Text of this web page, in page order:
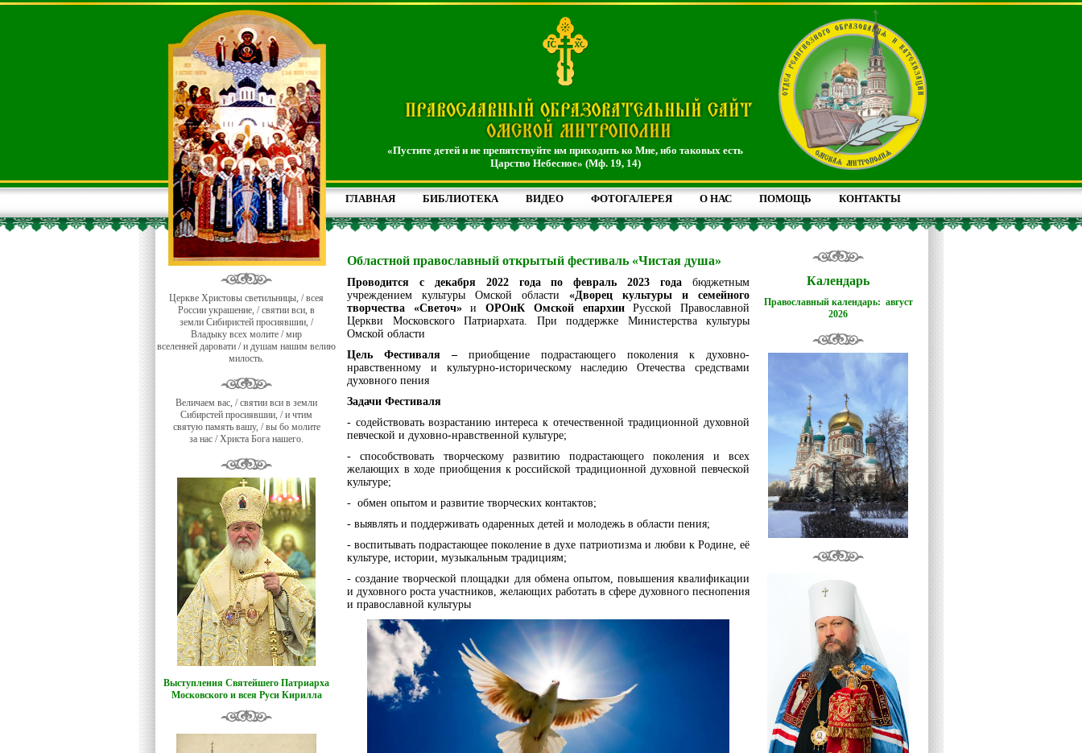
«Пустите детей и не препятствуйте им приходить ко Мне, ибо таковых есть
Царство Небесное» (Мф. 19, 14)
ГЛАВНАЯ БИБЛИОТЕКА ВИДЕО ФОТОГАЛЕРЕЯ О НАС ПОМОЩЬ КОНТАКТЫ
Церкве Христовы светильницы, / всея
России украшение, / святии вси, в
земли Сибиристей просиявшии, /
Владыку всех молите / мир
вселенней даровати / и душам нашим велию
милость.
Величаем вас, / святии вси в земли
Сибирстей просиявшии, / и чтим
святую память вашу, / вы бо молите
за нас / Христа Бога нашего.
Выступления Святейшего Патриарха
Московского и всея Руси Кирилла
Областной православный открытый фестиваль «Чистая душа»
Проводится с декабря 2022 года по февраль 2023 года бюджетным
учреждением культуры Омской области «Дворец культуры и семейного
творчества «Светоч»иОРОиК Омской епархииРусской Православной
Церкви Московского Патриархата. При поддержке Министерства культуры
Омской области
Цель Фестиваля – приобщение подрастающего поколения к духовно-
нравственному и культурно-историческому наследию Отечества средствами
духовного пения
Задачи Фестиваля
- содействовать возрастанию интереса к отечественной традиционной духовной
певческой и духовно-нравственной культуре;
- способствовать творческому развитию подрастающего поколения и всех
желающих в ходе приобщения к российской традиционной духовной певческой
культуре;
- обмен опытом и развитие творческих контактов;
- выявлять и поддерживать одаренных детей и молодежь в области пения;
- воспитывать подрастающее поколение в духе патриотизма и любви к Родине, её
культуре, истории, музыкальным традициям;
- создание творческой площадки для обмена опытом, повышения квалификации
и духовного роста участников, желающих работать в сфере духовного песнопения
и православной культуры
Календарь
Православный календарь: август
2026